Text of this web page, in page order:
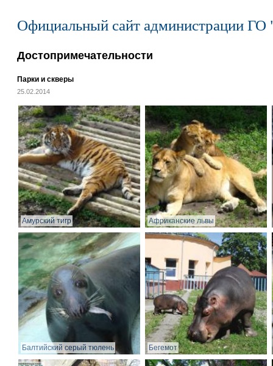
Официальный сайт администрации ГО
Достопримечательности
Парки и скверы
25.02.2014
Амурский тигр Африканские львы
Балтийский серый тюлень Бегемот